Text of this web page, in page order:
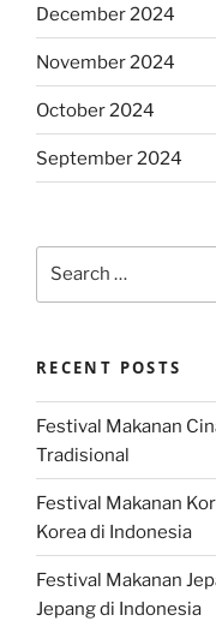
December 2024
November 2024
October 2024
September 2024
RECENT POSTS
Festival Makanan
Tradisional
Festival Makanan
Korea di Indonesia
Festival Makanan
Jepang di Indonesia